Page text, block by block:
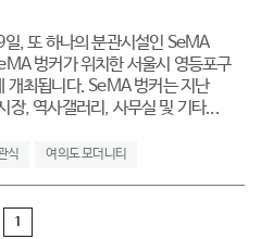
, 또 하나의 분관시설인 SeMA
벙커가 위치한 서울시 영등포구
개최됩니다. SeMA 벙커는 지난
장, 역사갤러리, 사무실 및 기타...
식 여의도 모더니티
1